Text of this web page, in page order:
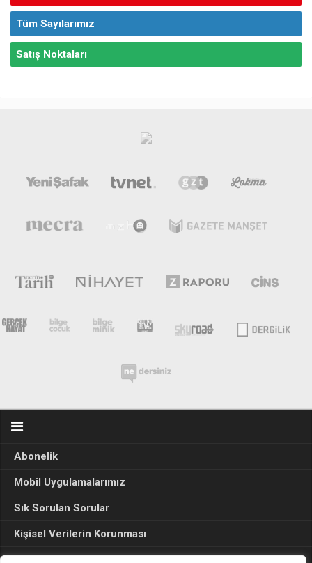
Tüm Sayılarımız
Satış Noktaları
Abonelik
Mobil Uygulamalarımız
Sık Sorulan Sorular
Kişisel Verilerin Korunması
Seçim Sonuçları 2024